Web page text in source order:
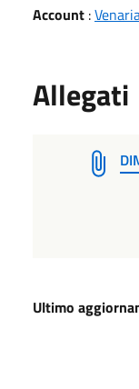
Account :
Allegati
Ultimo